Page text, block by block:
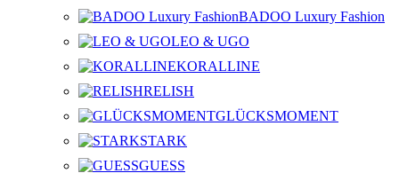
BADOO Luxury Fashion
LEO & UGO
KORALLINE
RELISH
GLÜCKSMOMENT
STARK
GUESS